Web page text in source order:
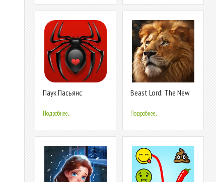
Паук Пасьянс
Подробнее...
Beast Lord: The New
Подробнее...